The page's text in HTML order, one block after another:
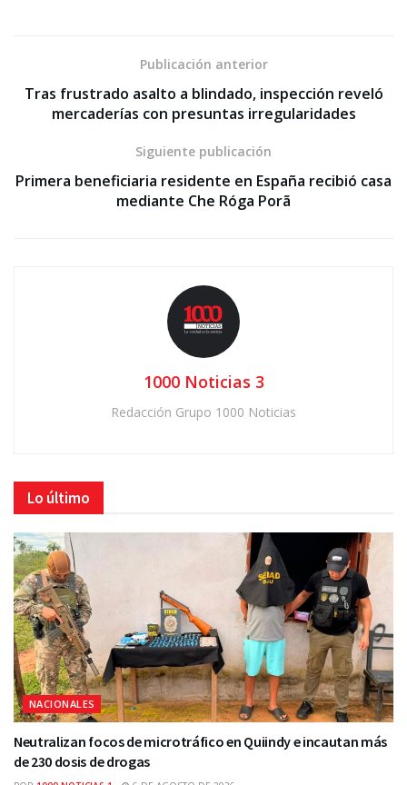
Publicación anterior
Tras frustrado asalto a blindado, inspección reveló
mercaderías con presuntas irregularidades
Siguiente publicación
Primera beneficiaria residente en España recibió casa
mediante Che Róga Porã
1000 Noticias 3
Redacción Grupo 1000 Noticias
Lo último
NACIONALES
Neutralizan focos de microtráfico en Quiindy e incautan más
de 230 dosis de drogas